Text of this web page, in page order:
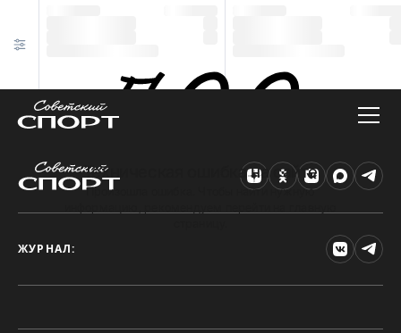
Техническая ошибка на сайте
Произошла ошибка. Чтобы найти нужную
ЖУРНАЛ: